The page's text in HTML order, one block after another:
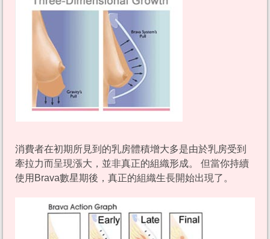
消費者在初期所見到的乳房體積增大多是由於乳房受到
牽拉力而呈現漲大，並非真正的組織形成。 但當你持續
使用Brava數星期後，真正的組織生長開始出現了。